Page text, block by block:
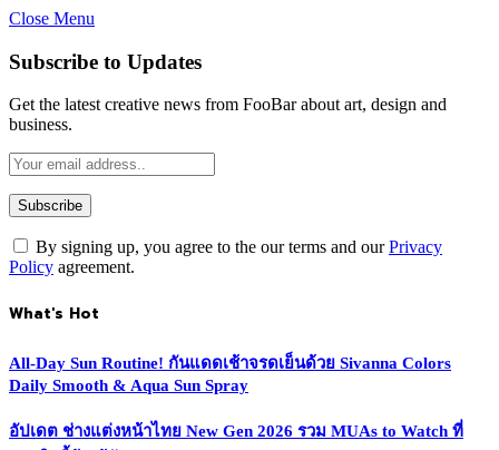
Close Menu
Subscribe to Updates
Get the latest creative news from FooBar about art, design and
business.
By signing up, you agree to the our terms and ourPrivacy
Policy agreement.
What's Hot
All-Day Sun Routine! กันแดดเช้าจรดเย็นด้วย Sivanna Colors
Daily Smooth & Aqua Sun Spray
อัปเดต ช่างแต่งหน้าไทย New Gen 2026 รวม MUAs to Watch ที่